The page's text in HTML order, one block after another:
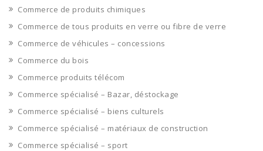
Commerce de produits chimiques
Commerce de tous produits en verre ou fibre de verre
Commerce de véhicules – concessions
Commerce du bois
Commerce produits télécom
Commerce spécialisé – Bazar, déstockage
Commerce spécialisé – biens culturels
Commerce spécialisé – matériaux de construction
Commerce spécialisé – sport